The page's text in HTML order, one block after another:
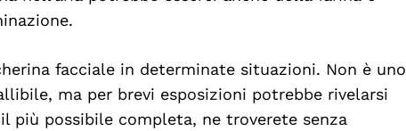
facciale in determinate situazioni. Non è uno
ma per brevi esposizioni potrebbe rivelarsi
più possibile completa, ne troverete senza